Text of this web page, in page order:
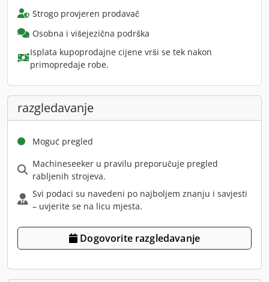
Strogo provjeren prodavač
Osobna i višejezična podrška
Isplata kupoprodajne cijene vrši se tek nakon
primopredaje robe.
razgledavanje
Moguć pregled
Machineseeker u pravilu preporučuje pregled
rabljenih strojeva.
Svi podaci su navedeni po najboljem znanju i savjesti
– uvjerite se na licu mjesta.
Dogovorite razgledavanje